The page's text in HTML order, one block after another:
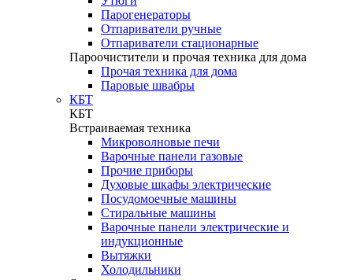
Парогенераторы
Отпариватели ручные
Отпариватели стационарные
Пароочистители и прочая техника для дома
Прочая техника для дома
Паровые швабры
КБТ
КБТ
Встраиваемая техника
Микроволновые печи
Варочные панели газовые
Прочие приборы
Духовые шкафы электрические
Посудомоечные машины
Стиральные машины
Варочные панели электрические и
индукционные
Вытяжки
Холодильники